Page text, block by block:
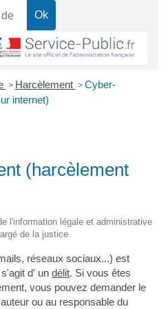
> Harcèlement > Cyber-
internet)
(harcèlement
l'information légale et administrative
de la justice
réseaux sociaux...) est
s'agit d' un délit. Si vous êtes
vous pouvez demander le
ou au responsable du